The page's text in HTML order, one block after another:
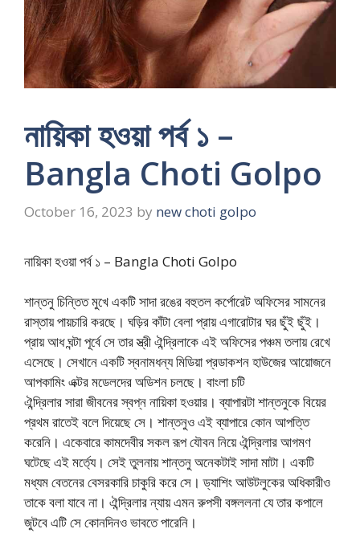
নায়িকা হওয়া পর্ব ১ –
Bangla Choti Golpo
October 16, 2023 by new choti golpo
নায়িকা হওয়া পর্ব ১ – Bangla Choti Golpo
শান্তনু চিন্তিত মুখে একটি সাদা রঙের বহুতল কর্পোরেট অফিসের সামনের
রাস্তায় পায়চারি করছে। ঘড়ির কাঁটা বেলা প্রায় এগারোটার ঘর ছুঁই ছুঁই।
প্রায় আধ ঘন্টা পূর্বে সে তার স্ত্রী ঐন্দ্রিলাকে এই অফিসের পঞ্চম তলায় রেখে
এসেছে। সেখানে একটি স্বনামধন্য মিডিয়া প্রডাকশন হাউজের আয়োজনে
আপকামিং এক্টর মডেলদের অডিশন চলছে। বাংলা চটি
ঐন্দ্রিলার সারা জীবনের স্বপ্ন নায়িকা হওয়ার। ব্যাপারটা শান্তনুকে বিয়ের
প্রথম রাতেই বলে দিয়েছে সে। শান্তনুও এই ব্যাপারে কোন আপত্তি
করেনি। একেবারে কামদেবীর সকল রূপ যৌবন নিয়ে ঐন্দ্রিলার আগমণ
ঘটেছে এই মর্ত্যে। সেই তুলনায় শান্তনু অনেকটাই সাদা মাটা। একটি
মধ্যম বেতনের বেসরকারি চাকুরি করে সে। ড্যাশিং আউটলুকের অধিকারীও
তাকে বলা যাবে না। ঐন্দ্রিলার ন্যায় এমন রুপসী বঙ্গললনা যে তার কপালে
জুটবে এটি সে কোনদিনও ভাবতে পারেনি।